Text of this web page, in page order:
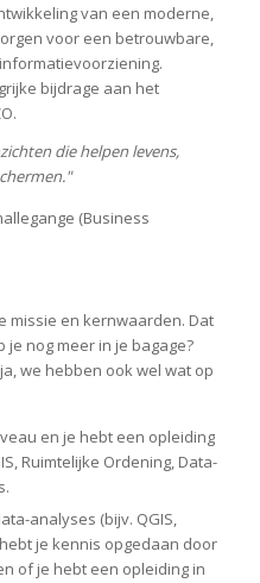
van een moderne,
voor een betrouwbare,
bijdrage aan het
die helpen levens,
(Business
missie en kernwaarden. Dat
nog meer in je bagage?
we hebben ook wel wat op
en je hebt een opleiding
Ruimtelijke Ordening, Data-
analyses (bijv. QGIS,
hebt je kennis opgedaan door
of je hebt een opleiding in